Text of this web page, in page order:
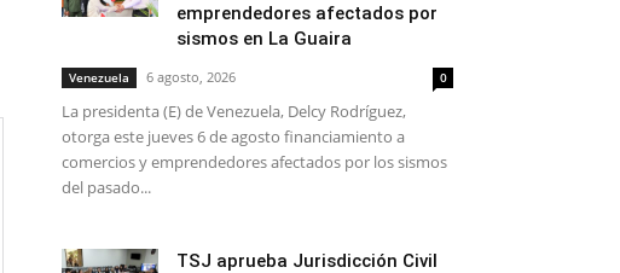
emprendedores afectados por
sismos en La Guaira
Venezuela 6 agosto, 2026 0
La presidenta (E) de Venezuela, Delcy Rodríguez,
otorga este jueves 6 de agosto financiamiento a
comercios y emprendedores afectados por los sismos
del pasado...
TSJ aprueba Jurisdicción Civil